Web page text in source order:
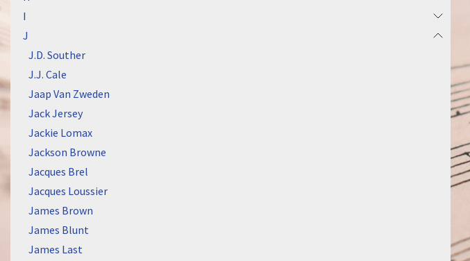
I
J
J.D. Souther
J.J. Cale
Jaap Van Zweden
Jack Jersey
Jackie Lomax
Jackson Browne
Jacques Brel
Jacques Loussier
James Brown
James Blunt
James Last